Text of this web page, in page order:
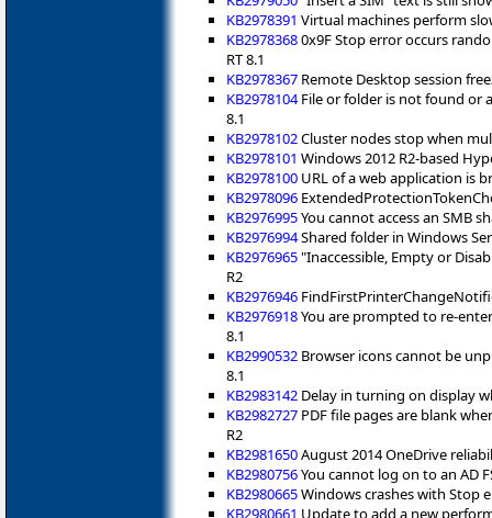
KB2978391 Virtual machines perform
KB29783680x9F Stop error occurs
RT 8.1
KB2978367 Remote Desktop session
KB2978104File or folder is not found or
8.1
KB2978102Cluster nodes stop when
KB2978101 Windows 2012 R2-based
KB2978100 URL of a web application is
KB2978096
KB2976995You cannot access an SMB
KB2976994Shared folder in Windows
KB2976965"Inaccessible, Empty or
R2
KB2976946
KB2976918You are prompted to re-
8.1
KB2990532 Browser icons cannot be
8.1
KB2983142 Delay in turning on display
KB2982727 PDF file pages are blank
R2
KB2981650August 2014 OneDrive
KB2980756You cannot log on to an AD
KB2980665Windows crashes with Stop
KB2980661 Update to add a new